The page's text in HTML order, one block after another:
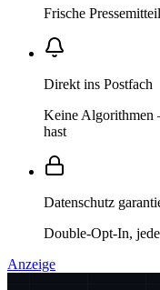
Frische
Direkt ins Postfach
Keine Algorithmen
hast
Datenschutz
Double-Opt-In,
Anzeige